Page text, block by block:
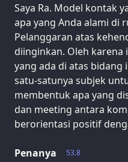
Saya Ra. Model kontak
apa yang Anda alami di
Pelanggaran atas
diinginkan. Oleh
yang ada di atas bidang
satu-satunya subjek
membentuk apa yang
dan meeting antara
berorientasi positif
53.8
Penanya